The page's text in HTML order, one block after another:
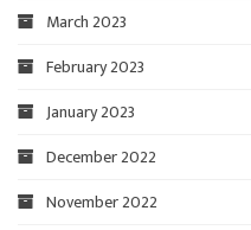
March 2023
February 2023
January 2023
December 2022
November 2022